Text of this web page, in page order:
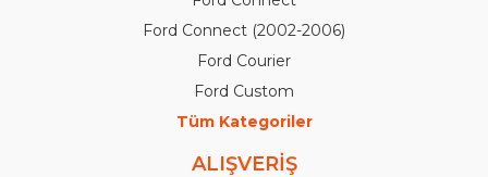
Ford Connect (2002-2006)
Ford Courier
Ford Custom
Tüm Kategoriler
ALIŞVERİŞ